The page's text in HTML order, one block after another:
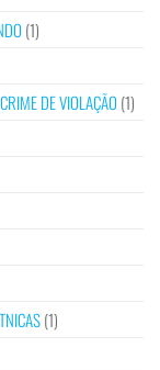
(1)
DE VIOLAÇÃO (1)
(1)